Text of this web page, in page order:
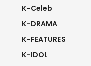
K-Celeb
K-DRAMA
K-FEATURES
K-IDOL